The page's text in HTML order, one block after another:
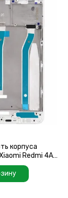
корпуса
Redmi 4A